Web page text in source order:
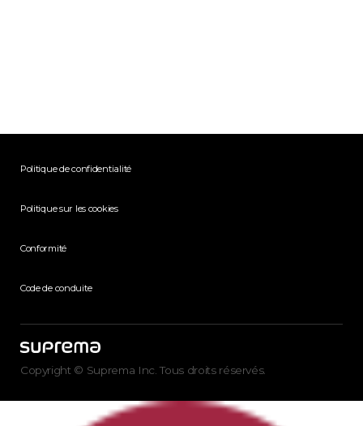
Politique de confidentialité
Politique sur les cookies
Conformité
Code de conduite
Copyright © Suprema Inc. Tous droits réservés.